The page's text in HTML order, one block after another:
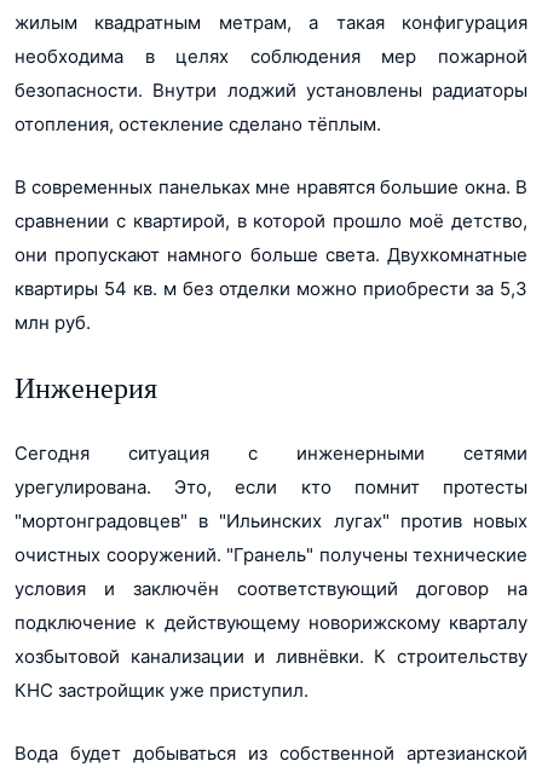
жилым квадратным метрам, а такая конфигурация
необходима в целях соблюдения мер пожарной
безопасности. Внутри лоджий установлены радиаторы
отопления, остекление сделано тёплым.
В современных панельках мне нравятся большие окна. В
сравнении с квартирой, в которой прошло моё детство,
они пропускают намного больше света. Двухкомнатные
квартиры 54 кв. м без отделки можно приобрести за 5,3
млн руб.
Инженерия
Сегодня ситуация с инженерными сетями
урегулирована. Это, если кто помнит протесты
"мортонградовцев" в "Ильинских лугах" против новых
очистных сооружений. "Гранель" получены технические
условия и заключён соответствующий договор на
подключение к действующему новорижскому кварталу
хозбытовой канализации и ливнёвки. К строительству
КНС застройщик уже приступил.
Вода будет добываться из собственной артезианской